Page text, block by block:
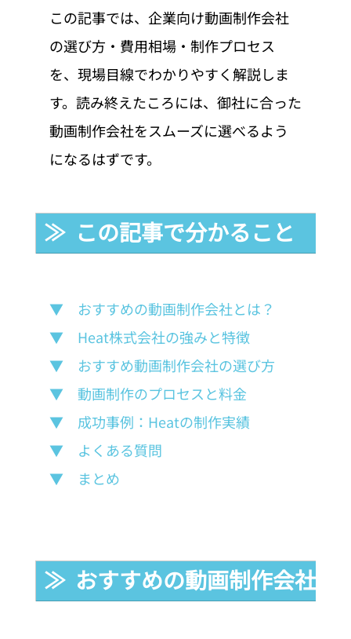
この記事では、企業向け動画制作会社
の選び方・費用相場・制作プロセス
を、現場目線でわかりやすく解説しま
す。読み終えたころには、御社に合った
動画制作会社をスムーズに選べるよう
になるはずです。
≫  この記事で分かること
▼　おすすめの動画制作会社とは？
▼　Heat株式会社の強みと特徴
▼　おすすめ動画制作会社の選び方
▼　動画制作のプロセスと料金
▼　成功事例：Heatの制作実績
▼　よくある質問
▼　まとめ
≫  おすすめの動画制作会社と